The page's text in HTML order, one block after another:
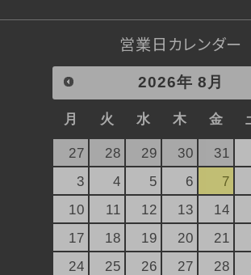
営業日カレンダー
2026年 8月
月 火 水 木 金
27 28 29 30 31
3
4 5 6 7
10
11 12 13 14
17
18 19 20 21
24
25 26 27 28
ぐい呑み大吟醸極 雪漫
テリーヌザカカオ
桜東風（さくらごち）
デコレーションケーキ（店
オプション